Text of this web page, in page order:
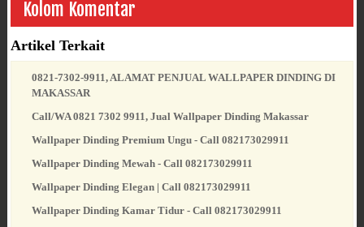
Kolom Komentar
Artikel Terkait
0821-7302-9911, ALAMAT PENJUAL WALLPAPER DINDING DI
MAKASSAR
Call/WA 0821 7302 9911, Jual Wallpaper Dinding Makassar
Wallpaper Dinding Premium Ungu - Call 082173029911
Wallpaper Dinding Mewah - Call 082173029911
Wallpaper Dinding Elegan | Call 082173029911
Wallpaper Dinding Kamar Tidur - Call 082173029911